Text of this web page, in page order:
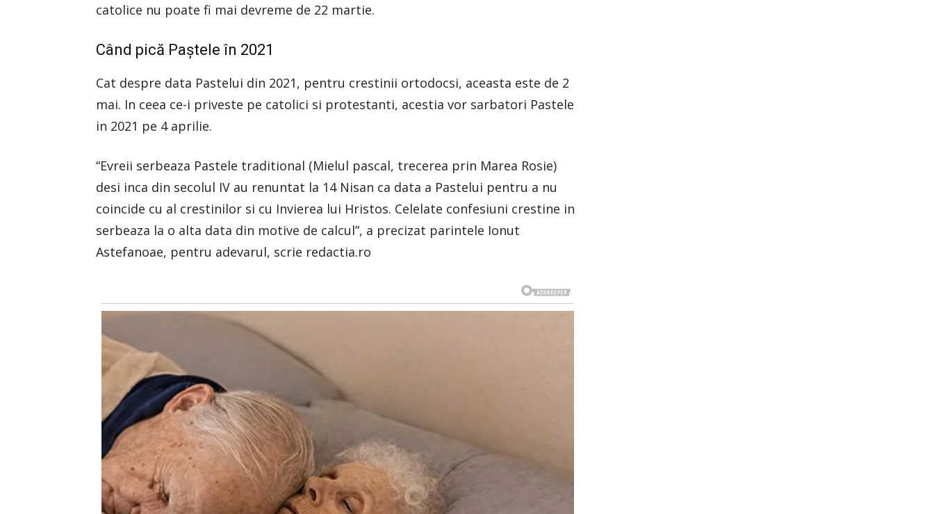
catolice nu poate fi mai devreme de 22 martie.
Când pică Paștele în 2021
Cat despre data Pastelui din 2021, pentru crestinii ortodocsi, aceasta este de 2
mai. In ceea ce-i priveste pe catolici si protestanti, acestia vor sarbatori Pastele
in 2021 pe 4 aprilie.
“Evreii serbeaza Pastele traditional (Mielul pascal, trecerea prin Marea Rosie)
desi inca din secolul IV au renuntat la 14 Nisan ca data a Pastelui pentru a nu
coincide cu al crestinilor si cu Invierea lui Hristos. Celelate confesiuni crestine in
serbeaza la o alta data din motive de calcul”, a precizat parintele Ionut
Astefanoae, pentru adevarul, scrie redactia.ro